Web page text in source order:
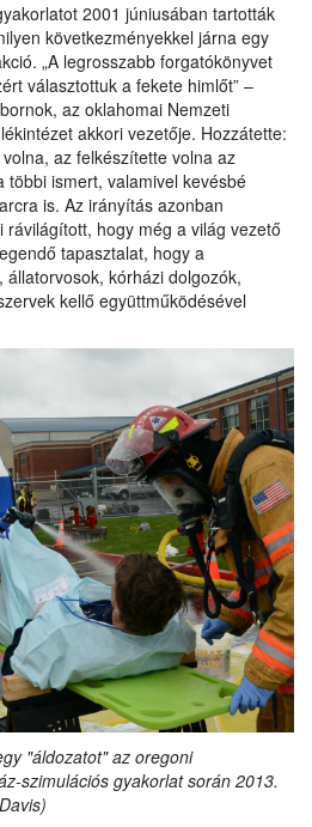
2001 júniusában tartották
következményekkel járna egy
„A legrosszabb forgatókönyvet
választottuk a fekete himlőt” –
az oklahomai Nemzeti
akkori vezetője. Hozzátette:
az felkészítette volna az
többi ismert, valamivel kevésbé
is. Az irányítás azonban
rávilágított, hogy még a világ vezető
tapasztalat, hogy a
kórházi dolgozók,
kellő együttműködésével
"áldozatot" az oregoni
szimulációs gyakorlat során 2013.